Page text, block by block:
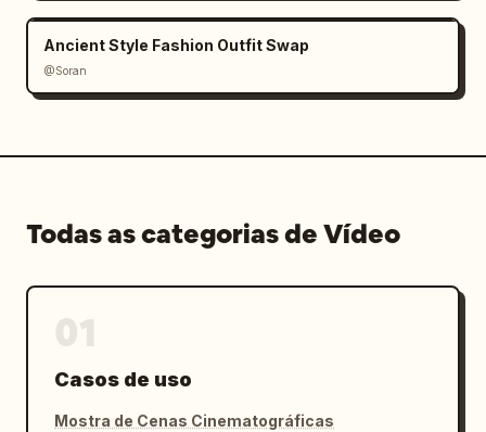
Ancient Style Fashion Outfit Swap
@Soran
Todas as categorias de Vídeo
Casos de uso
Mostra de Cenas Cinematográficas